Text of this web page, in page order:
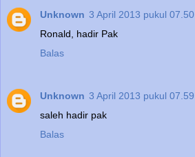
Unknown 3 April 2013 pukul 07.50
Ronald, hadir Pak
Balas
Unknown 3 April 2013 pukul 07.59
saleh hadir pak
Balas